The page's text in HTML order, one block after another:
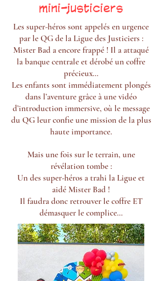
mini-justiciers
Les super-héros sont appelés en urgence
par le QG de la Ligue des Justiciers :
Mister Bad a encore frappé ! Il a attaqué
la banque centrale et dérobé un coffre
précieux…
Les enfants sont immédiatement plongés
dans l’aventure grâce à une vidéo
d’introduction immersive, où le message
du QG leur confie une mission de la plus
haute importance.
Mais une fois sur le terrain, une
révélation tombe :
Un des super-héros a trahi la Ligue et
aidé Mister Bad !
Il faudra donc retrouver le coffre ET
démasquer le complice…